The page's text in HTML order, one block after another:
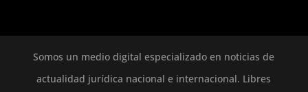
Somos un medio digital especializado en noticias de
actualidad jurídica nacional e internacional. Libres